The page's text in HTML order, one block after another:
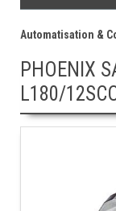
Automatisation &
PHOENIX
L180/